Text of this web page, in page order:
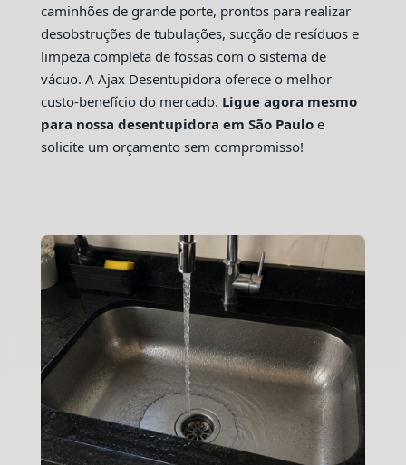
caminhões de grande porte, prontos para realizar
desobstruções de tubulações, sucção de resíduos e
limpeza completa de fossas com o sistema de
vácuo. A Ajax Desentupidora oferece o melhor
custo-benefício do mercado. Ligue agora mesmo
para nossa desentupidora em São Pauloe
solicite um orçamento sem compromisso!